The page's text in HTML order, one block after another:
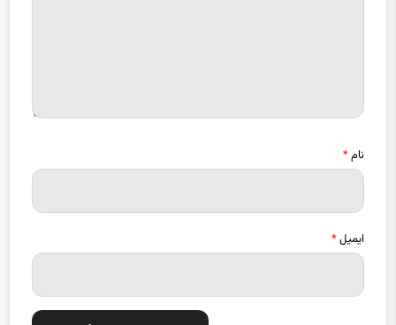
نام*
ایمیل*